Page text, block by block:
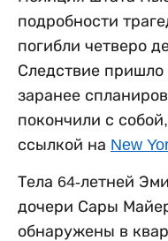
подробности
погибли четверо
Следствие
заранее
покончили с
ссылкой на New
Тела 64-летней
дочери Сары
обнаружены в